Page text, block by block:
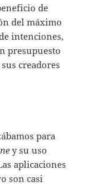
de
del máximo
intenciones,
presupuesto
creadores
para
y su uso
aplicaciones
son casi